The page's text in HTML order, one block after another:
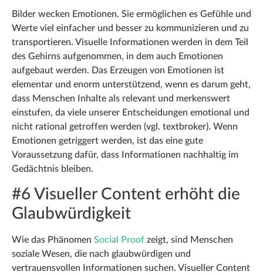
Bilder wecken Emotionen. Sie ermöglichen es Gefühle und
Werte viel einfacher und besser zu kommunizieren und zu
transportieren. Visuelle Informationen werden in dem Teil
des Gehirns aufgenommen, in dem auch Emotionen
aufgebaut werden. Das Erzeugen von Emotionen ist
elementar und enorm unterstützend, wenn es darum geht,
dass Menschen Inhalte als relevant und merkenswert
einstufen, da viele unserer Entscheidungen emotional und
nicht rational getroffen werden (vgl. textbroker). Wenn
Emotionen getriggert werden, ist das eine gute
Voraussetzung dafür, dass Informationen nachhaltig im
Gedächtnis bleiben.
#6 Visueller Content erhöht die
Glaubwürdigkeit
Wie das Phänomen Social Proof zeigt, sind Menschen
soziale Wesen, die nach glaubwürdigen und
vertrauensvollen Informationen suchen. Visueller Content